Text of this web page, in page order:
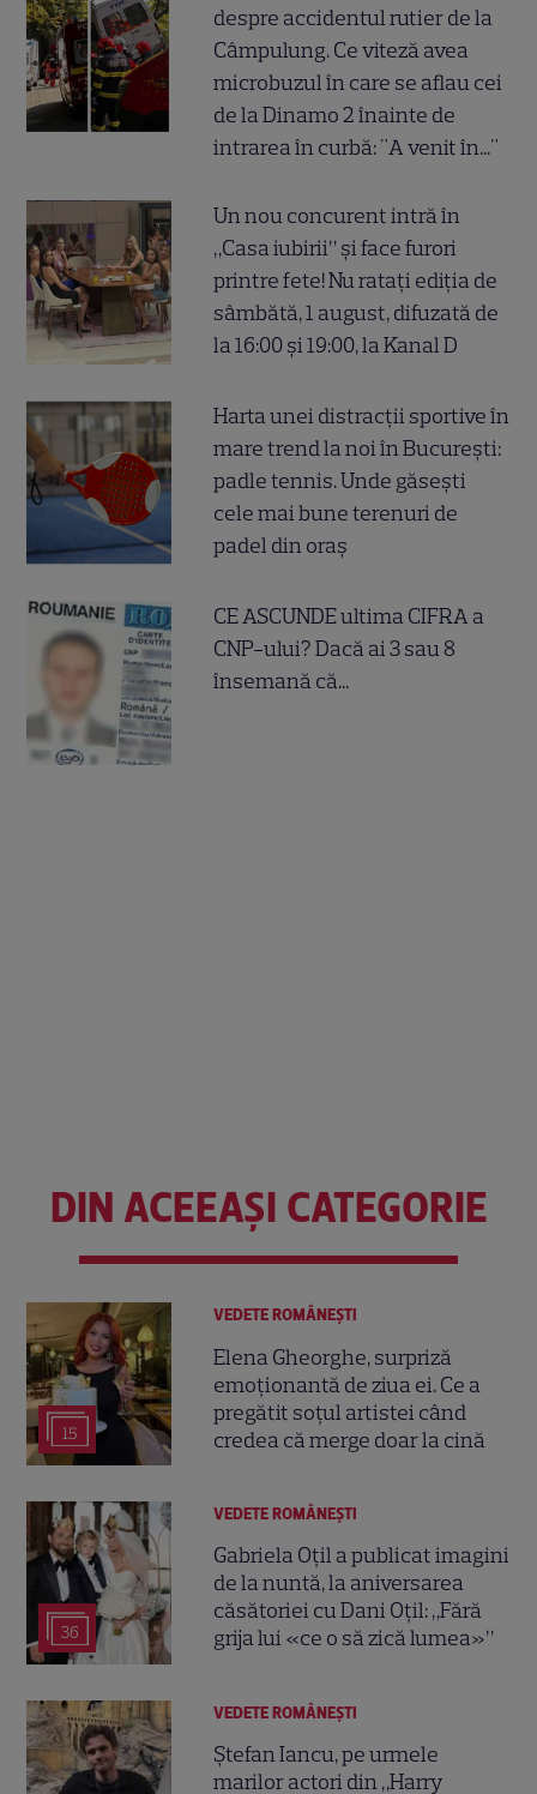
despre accidentul rutier de la
Câmpulung. Ce viteză avea
microbuzul în care se aflau cei
de la Dinamo 2 înainte de
intrarea în curbă: "A venit în..."
Un nou concurent intră în
„Casa iubirii” și face furori
printre fete! Nu ratați ediția de
sâmbătă, 1 august, difuzată de
la 16:00 și 19:00, la Kanal D
Harta unei distracții sportive în
mare trend la noi în București:
padle tennis. Unde găsești
cele mai bune terenuri de
padel din oraș
CE ASCUNDE ultima CIFRA a
CNP-ului? Dacă ai 3 sau 8
însemană că...
DIN ACEEAȘI CATEGORIE
15
VEDETE ROMÂNEŞTI
Elena Gheorghe, surpriză
emoționantă de ziua ei. Ce a
pregătit soțul artistei când
credea că merge doar la cină
36
VEDETE ROMÂNEŞTI
Gabriela Oțil a publicat imagini
de la nuntă, la aniversarea
căsătoriei cu Dani Oțil: „Fără
grija lui «ce o să zică lumea»”
VEDETE ROMÂNEŞTI
Ștefan Iancu, pe urmele
marilor actori din „Harry